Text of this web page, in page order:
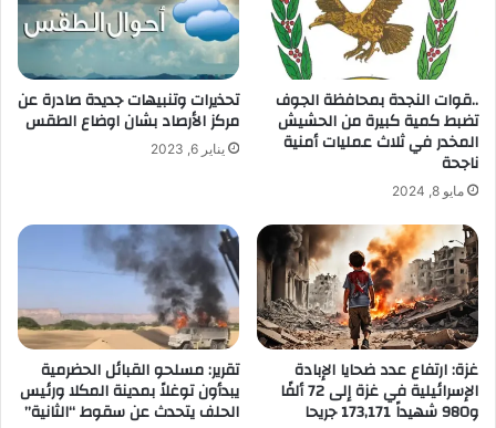
ر
و
ن
..قوات النجدة بمحافظة الجوف
تضبط كمية كبيرة من الحشيش
المخدر في ثلاث عمليات أمنية
ناجحة
مايو 8, 2024
تحذيرات وتنبيهات جديدة صادرة عن
مركز الأرصاد بشان اوضاع الطقس
يناير 6, 2023
غزة: ارتفاع عدد ضحايا الإبادة
الإسرائيلية في غزة إلى 72 ألفًا
و980 شهيداً 173,171 جريحا
تقرير: مسلحو القبائل الحضرمية
يبدأون توغلاً بمدينة المكلا ورئيس
الحلف يتحدث عن سقوط “الثانية”